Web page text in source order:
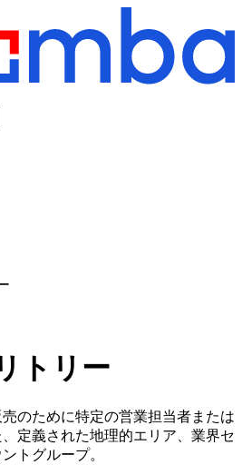
トリー
のために特定の営業担当者または
定義された地理的エリア、業界セ
トグループ。